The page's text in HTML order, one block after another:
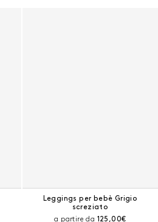
Leggings per bebè Grigio
screziato
a partire da Prezzo
125,00€